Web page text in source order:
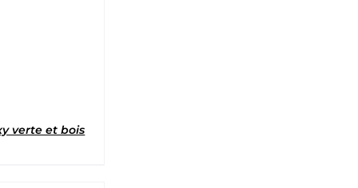
verte et bois